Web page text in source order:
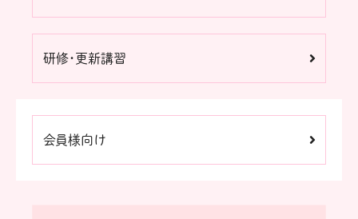
研修・更新講習
会員様向け